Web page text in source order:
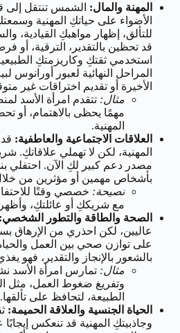
المهنة والمال: الشمس تنتقل
الأضواء على حياتكِ المهنية
للتألق، إظهار مواهبكِ
قد تحظين بالتقدير، الترقية،
استخدمي ثقتكِ وكاريزمتكِ
المراحل النهائية لعبور أورانوس
الأخيرة أو تقديم اختراقات غير
مثال: تتقدم امرأة الأسد
مهمًا يحظى بالاهتمام، أو
المهنية.
العلاقات الاجتماعية والعاطفية:
المهنية، لكن لا تهملي علاقاتكِ.
مصدر دعم كبير لكِ الآن. احتفلي
بأشخاص مهمين أو مؤثرين من
نصيحة: خصصي وقتًا
مع شريككِ أو عائلتكِ،
الصحة والطاقة والتطور الشخصي:
عاليين، لكن احذري من
على توازن صحي بين العمل
بالشعور بالإنجاز والتقدير، فهو
مثال: تمارس امرأة الأسد
وتفريغ ضغوط العمل، مثل
الطبيعة، لتحافظ على تألقها.
الحياة الجنسية والعلاقة الحميمة:
وجاذبيتكِ المهنية قد تنعكس